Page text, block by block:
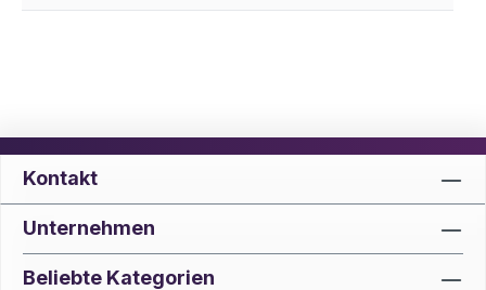
Kontakt
Unternehmen
Beliebte Kategorien